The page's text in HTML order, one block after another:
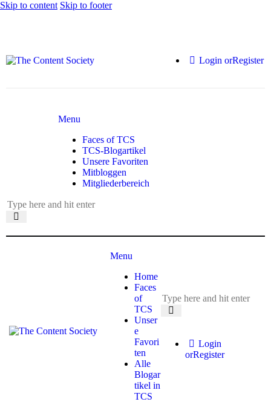
Skip to content Skip to footer
Login orRegister
Menu
Faces of TCS
TCS-Blogartikel
Unsere Favoriten
Mitbloggen
Mitgliederbereich
Menu
Home
Faces
of
TCS
Unser
e
Favori
ten
Alle
Blogar
tikel in
TCS
Login
orRegister